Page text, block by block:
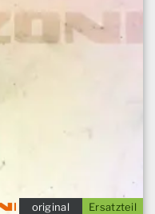
Ersatzteil
original